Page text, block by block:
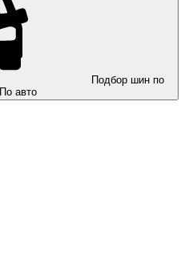
Подбор шин по
По авто